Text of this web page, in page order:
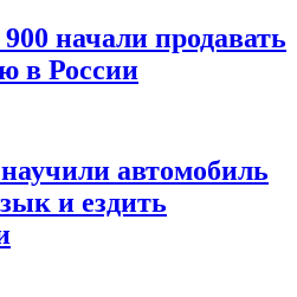
начали продавать
в России
автомобиль
и ездить